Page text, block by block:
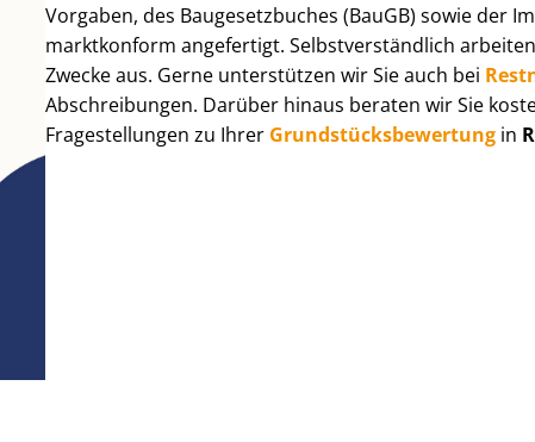
Vorgaben, des Baugesetzbuches (BauGB) sowie
marktkonform angefertigt. Selbst­ver­ständ­lich
Zwecke aus. Gerne unterstützen wir Sie auch bei
Abschreibungen. Darüber hinaus beraten wir Sie
Fragestellungen zu Ihrer Grund­stücks­be­wer­tung in